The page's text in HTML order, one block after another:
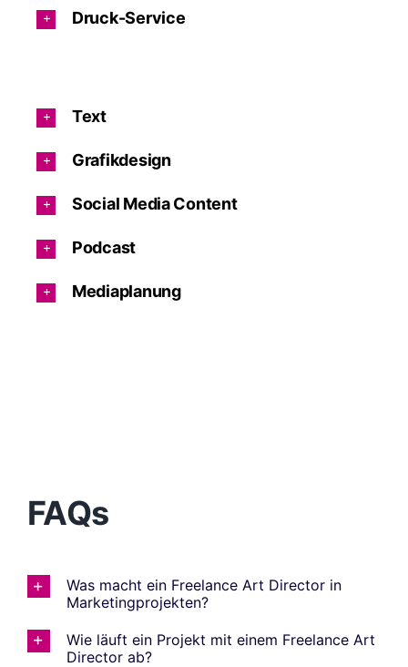
Druck-Service
Text
Grafikdesign
Social Media Content
Podcast
Mediaplanung
FAQs
Was macht ein Freelance Art Director in
Marketingprojekten?
Wie läuft ein Projekt mit einem Freelance Art
Director ab?